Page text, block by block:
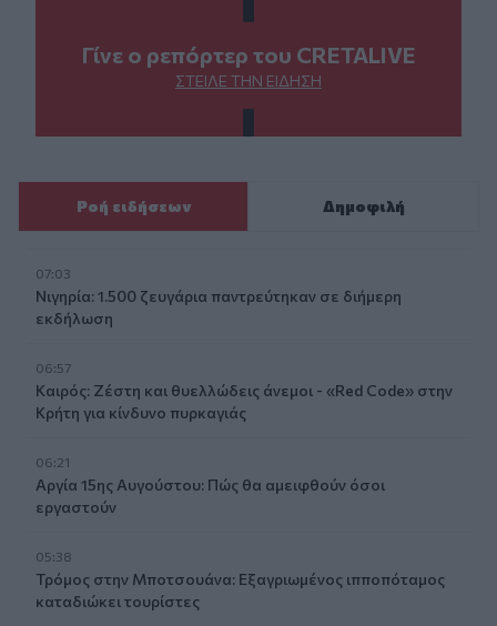
Γίνε ο ρεπόρτερ του CRETALIVE
ΣΤΕΊΛΕ ΤΗΝ ΕΊΔΗΣΗ
Ροή ειδήσεων Δημοφιλή
07:03
Νιγηρία: 1.500 ζευγάρια παντρεύτηκαν σε διήμερη
εκδήλωση
06:57
Καιρός: Ζέστη και θυελλώδεις άνεμοι - «Red Code» στην
Κρήτη για κίνδυνο πυρκαγιάς
06:21
Αργία 15ης Αυγούστου: Πώς θα αμειφθούν όσοι
εργαστούν
05:38
Τρόμος στην Μποτσουάνα: Εξαγριωμένος ιπποπόταμος
καταδιώκει τουρίστες